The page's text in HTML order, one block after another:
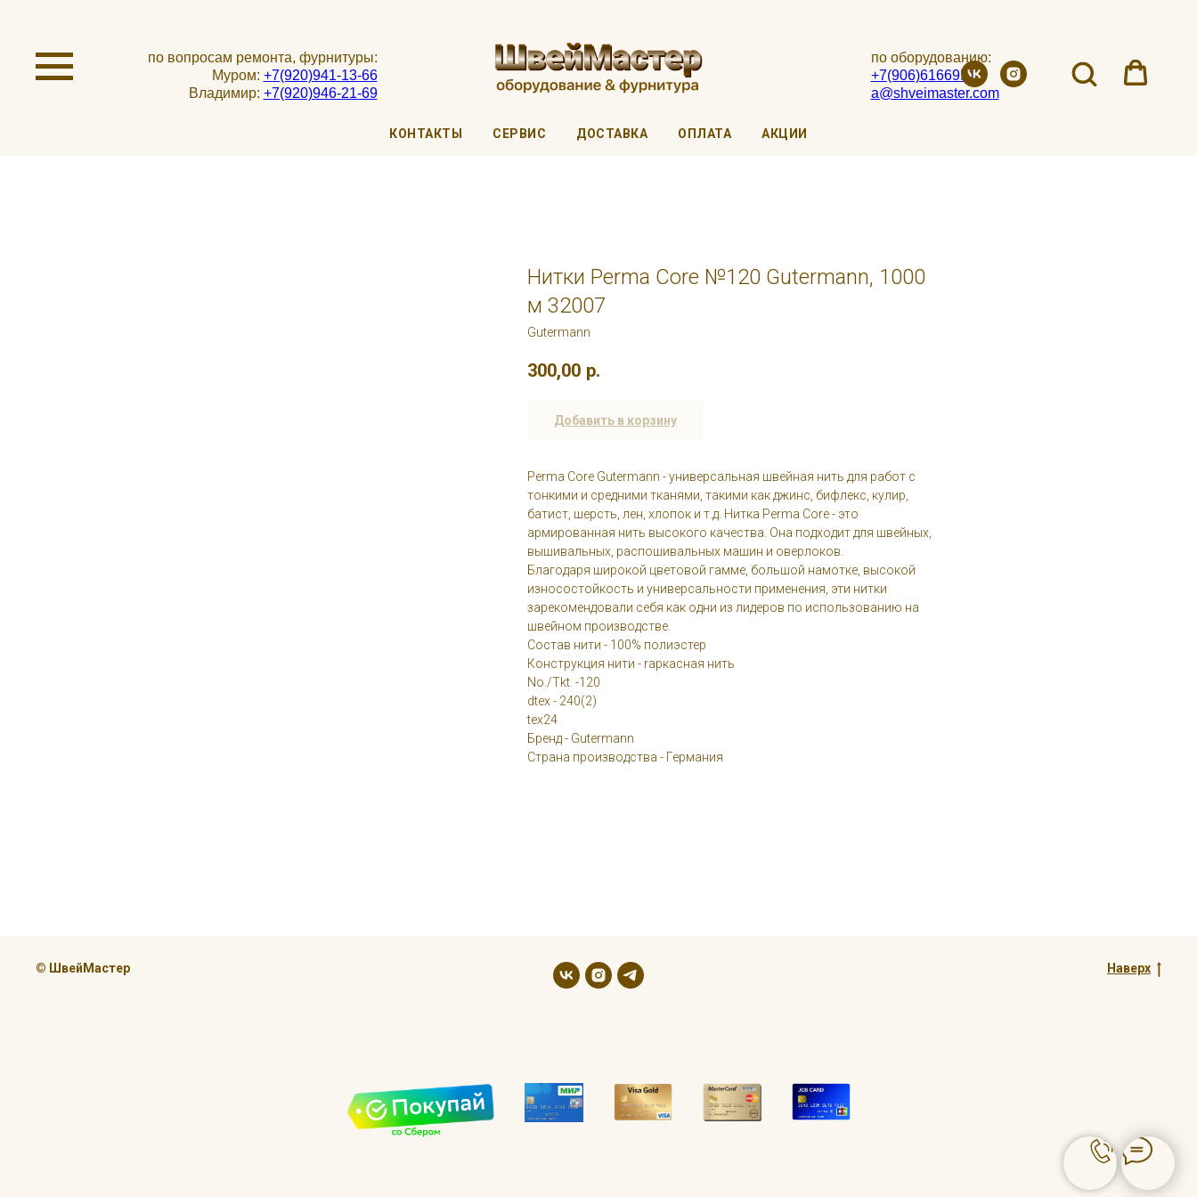
по вопросам ремонта, фурнитуры:
Муром: +7(920)941-13-66
Владимир: +7(920)946-21-69
по оборудованию:
+7(906)6166951
a@shveimaster.com
КОНТАКТЫ СЕРВИС ДОСТАВКА ОПЛАТА АКЦИИ
Нитки Perma Core №120 Gutermann, 1000
м 32007
Gutermann
300,00 р.
Добавить в корзину
Perma Core Gutermann - универсальная швейная нить для работ с
тонкими и средними тканями, такими как джинс, бифлекс, кулир,
батист, шерсть, лен, хлопок и т.д. Нитка Perma Core - это
армированная нить высокого качества. Она подходит для швейных,
вышивальных, распошивальных машин и оверлоков.
Благодаря широкой цветовой гамме, большой намотке, высокой
износостойкость и универсальности применения, эти нитки
зарекомендовали себя как одни из лидеров по использованию на
швейном производстве.
Состав нити - 100% полиэстер
Конструкция нити - rаркасная нить
No./Tkt. -120
dtex - 240(2)
tex24
Бренд - Gutermann
Страна производства - Германия
© ШвейМастер Наверх